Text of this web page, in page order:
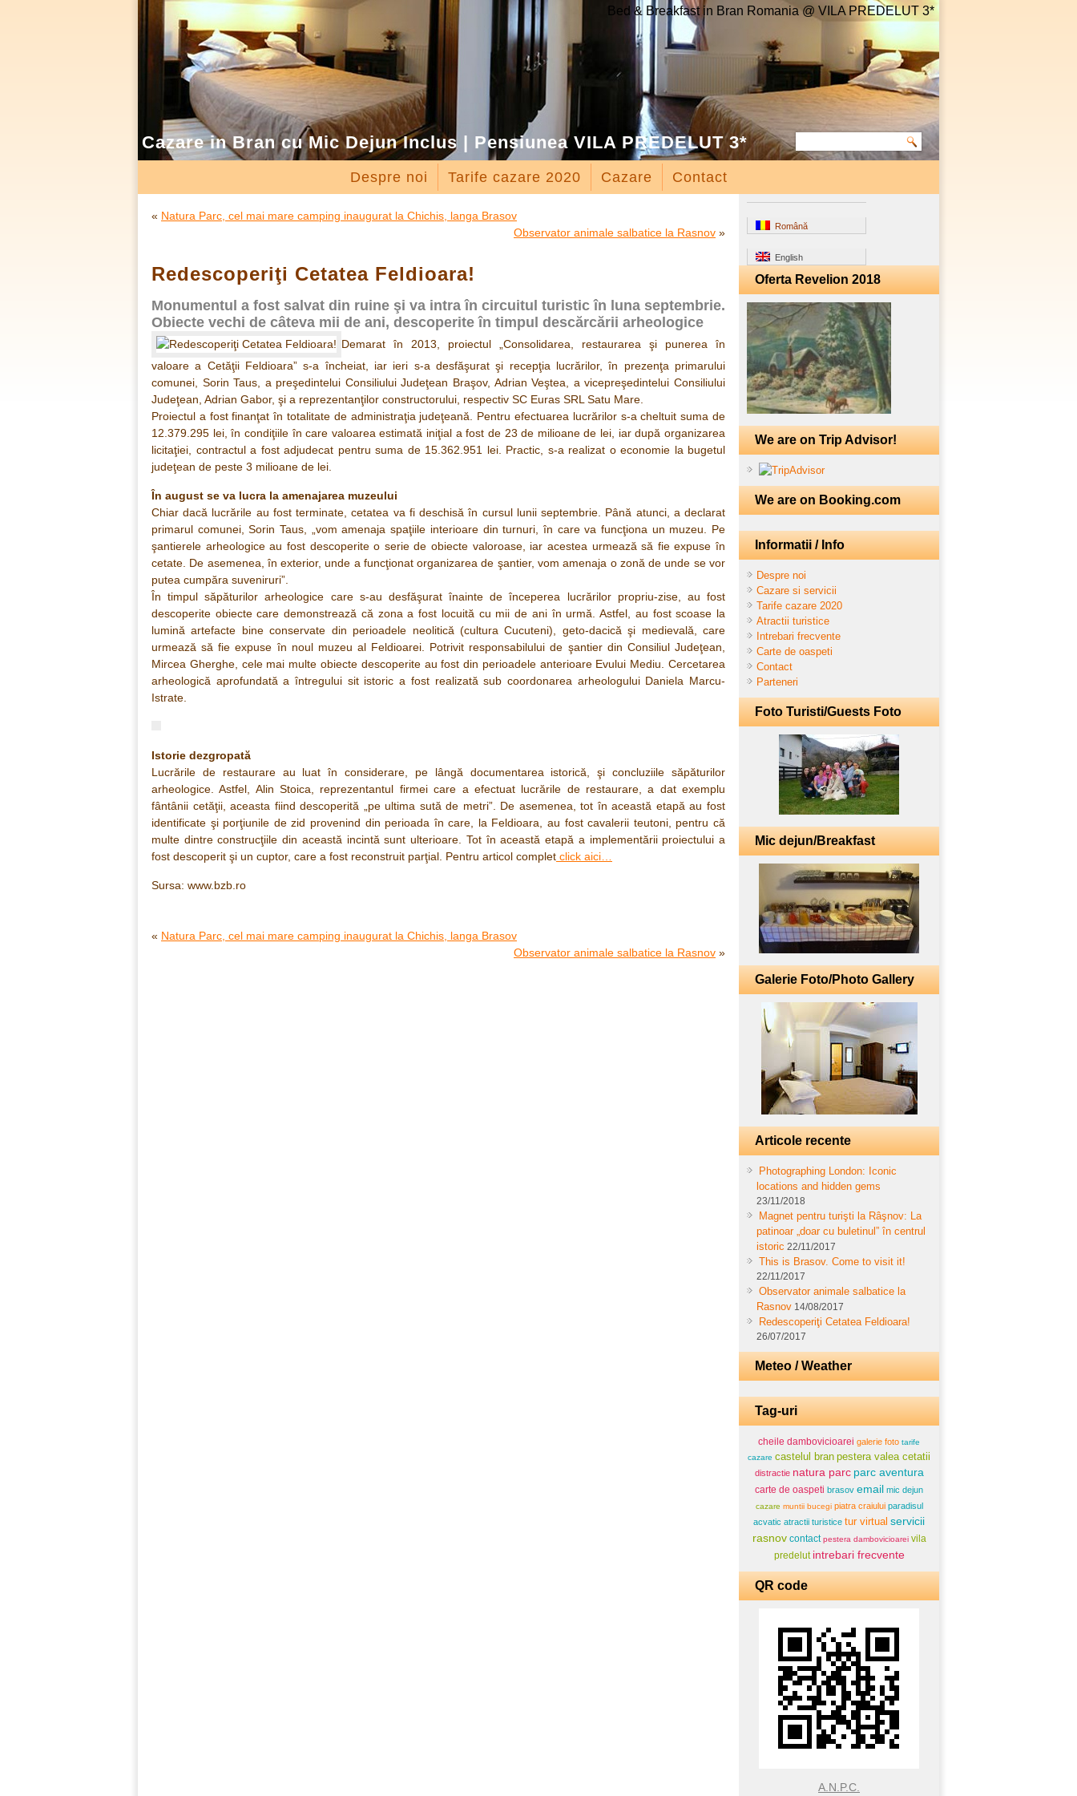
Cazare in Bran cu Mic Dejun Inclus | Pensiunea VILA PREDELUT 3*
Bed & Breakfast in Bran Romania @ VILA PREDELUT 3*
Despre noi Tarife cazare 2020 Cazare Contact
« Natura Parc, cel mai mare camping inaugurat la Chichis, langa Brasov
Observator animale salbatice la Rasnov »
Redescoperiţi Cetatea Feldioara!
Monumentul a fost salvat din ruine şi va intra în circuitul turistic în luna septembrie.
Obiecte vechi de câteva mii de ani, descoperite în timpul descărcării arheologice
Demarat în 2013, proiectul „Consolidarea, restaurarea şi punerea în
valoare a Cetăţii Feldioara” s-a încheiat, iar ieri s-a desfăşurat şi recepţia lucrărilor, în prezenţa primarului
comunei, Sorin Taus, a preşedintelui Consiliului Judeţean Braşov, Adrian Veştea, a vicepreşedintelui Consiliului
Judeţean, Adrian Gabor, şi a reprezentanţilor constructorului, respectiv SC Euras SRL Satu Mare.
Proiectul a fost finanţat în totalitate de administraţia judeţeană. Pentru efectuarea lucrărilor s-a cheltuit suma de
12.379.295 lei, în condiţiile în care valoarea estimată iniţial a fost de 23 de milioane de lei, iar după organizarea
licitaţiei, contractul a fost adjudecat pentru suma de 15.362.951 lei. Practic, s-a realizat o economie la bugetul
judeţean de peste 3 milioane de lei.
În august se va lucra la amenajarea muzeului
Chiar dacă lucrările au fost terminate, cetatea va fi deschisă în cursul lunii septembrie. Până atunci, a declarat
primarul comunei, Sorin Taus, „vom amenaja spaţiile interioare din turnuri, în care va funcţiona un muzeu. Pe
şantierele arheologice au fost descoperite o serie de obiecte valoroase, iar acestea urmează să fie expuse în
cetate. De asemenea, în exterior, unde a funcţionat organizarea de şantier, vom amenaja o zonă de unde se vor
putea cumpăra suveniruri”.
În timpul săpăturilor arheologice care s-au desfăşurat înainte de începerea lucrărilor propriu-zise, au fost
descoperite obiecte care demonstrează că zona a fost locuită cu mii de ani în urmă. Astfel, au fost scoase la
lumină artefacte bine conservate din perioadele neolitică (cultura Cucuteni), geto-dacică şi medievală, care
urmează să fie expuse în noul muzeu al Feldioarei. Potrivit responsabilului de şantier din Consiliul Judeţean,
Mircea Gherghe, cele mai multe obiecte descoperite au fost din perioadele anterioare Evului Mediu. Cercetarea
arheologică aprofundată a întregului sit istoric a fost realizată sub coordonarea arheologului Daniela Marcu-
Istrate.
Istorie dezgropată
Lucrările de restaurare au luat în considerare, pe lângă documentarea istorică, şi concluziile săpăturilor
arheologice. Astfel, Alin Stoica, reprezentantul firmei care a efectuat lucrările de restaurare, a dat exemplu
fântânii cetăţii, aceasta fiind descoperită „pe ultima sută de metri”. De asemenea, tot în această etapă au fost
identificate şi porţiunile de zid provenind din perioada în care, la Feldioara, au fost cavalerii teutoni, pentru că
multe dintre construcţiile din această incintă sunt ulterioare. Tot în această etapă a implementării proiectului a
fost descoperit şi un cuptor, care a fost reconstruit parţial. Pentru articol complet click aici…
Sursa: www.bzb.ro
« Natura Parc, cel mai mare camping inaugurat la Chichis, langa Brasov
Observator animale salbatice la Rasnov »
Română
English
Oferta Revelion 2018
We are on Trip Advisor!
We are on Booking.com
Informatii / Info
Despre noi
Cazare si servicii
Tarife cazare 2020
Atractii turistice
Intrebari frecvente
Carte de oaspeti
Contact
Parteneri
Foto Turisti/Guests Foto
Mic dejun/Breakfast
Galerie Foto/Photo Gallery
Articole recente
Photographing London: Iconic
locations and hidden gems
23/11/2018
Magnet pentru turişti la Râşnov: La
patinoar „doar cu buletinul” în centrul
istoric 22/11/2017
This is Brasov. Come to visit it!
22/11/2017
Observator animale salbatice la
Rasnov 14/08/2017
Redescoperiţi Cetatea Feldioara!
26/07/2017
Meteo / Weather
Tag-uri
cheile dambovicioarei galerie foto tarife
cazare castelul bran pestera valea cetatii
distractie natura parc parc aventura
carte de oaspeti brasov email mic dejun
cazare muntii bucegi piatra craiului paradisul
acvatic atractii turistice tur virtual servicii
rasnov contact pestera dambovicioarei vila
predelut intrebari frecvente
QR code
A.N.P.C.